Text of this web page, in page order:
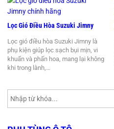
Lọc Gió Điều Hòa Suzuki Jimny
Lọc gió điều hòa Suzuki Jimny là
phụ kiện giúp lọc sạch bụi mịn, vi
khuẩn và phấn hoa, mang lại không
khi trong lành,…